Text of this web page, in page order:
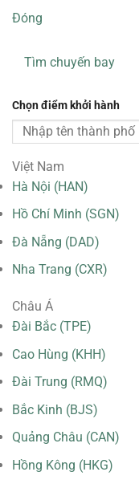
Đóng
Tìm chuyến bay
Chọn điểm khởi hành
Việt Nam
Hà Nội (HAN)
Hồ Chí Minh (SGN)
Đà Nẵng (DAD)
Nha Trang (CXR)
Châu Á
Đài Bắc (TPE)
Cao Hùng (KHH)
Đài Trung (RMQ)
Bắc Kinh (BJS)
Quảng Châu (CAN)
Hồng Kông (HKG)